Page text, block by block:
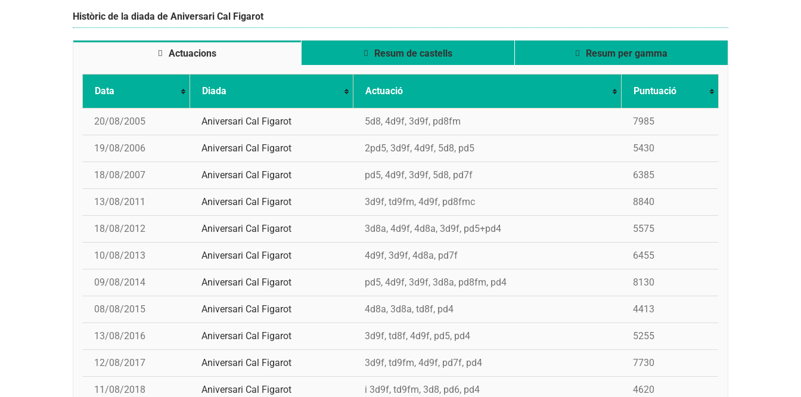
Històric de la diada de Aniversari Cal Figarot
Actuacions Resum de castells Resum per gamma
Data Diada Actuació Puntuació
20/08/2005 Aniversari Cal Figarot 5d8, 4d9f, 3d9f, pd8fm 7985
19/08/2006 Aniversari Cal Figarot 2pd5, 3d9f, 4d9f, 5d8, pd5 5430
18/08/2007 Aniversari Cal Figarot pd5, 4d9f, 3d9f, 5d8, pd7f 6385
13/08/2011 Aniversari Cal Figarot 3d9f, td9fm, 4d9f, pd8fmc 8840
18/08/2012 Aniversari Cal Figarot 3d8a, 4d9f, 4d8a, 3d9f, pd5+pd4 5575
10/08/2013 Aniversari Cal Figarot 4d9f, 3d9f, 4d8a, pd7f 6455
09/08/2014 Aniversari Cal Figarot pd5, 4d9f, 3d9f, 3d8a, pd8fm, pd4 8130
08/08/2015 Aniversari Cal Figarot 4d8a, 3d8a, td8f, pd4 4413
13/08/2016 Aniversari Cal Figarot 3d9f, td8f, 4d9f, pd5, pd4 5255
12/08/2017 Aniversari Cal Figarot 3d9f, td9fm, 4d9f, pd7f, pd4 7730
11/08/2018 Aniversari Cal Figarot i 3d9f, td9fm, 3d8, pd6, pd4 4620